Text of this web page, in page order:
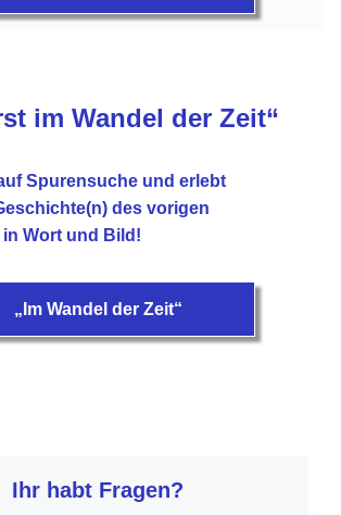
im Wandel der Zeit“
Spurensuche und erlebt
des vorigen
Wort und Bild!
„Im Wandel der Zeit“
Ihr habt Fragen?